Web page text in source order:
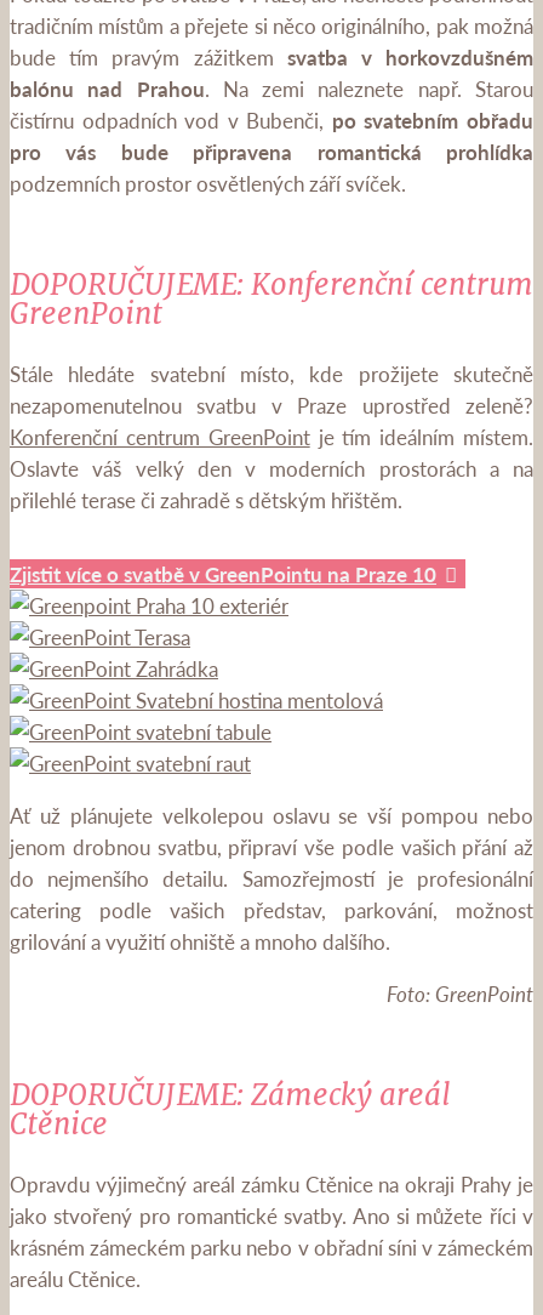
tradičním místům a přejete si něco originálního, pak možná
bude tím pravým zážitkem svatba v horkovzdušném
balónu nad Prahou. Na zemi naleznete např. Starou
čistírnu odpadních vod v Bubenči, po svatebním obřadu
pro vás bude připravena romantická prohlídka
podzemních prostor osvětlených září svíček.
DOPORUČUJEME: Konferenční centrum
GreenPoint
Stále hledáte svatební místo, kde prožijete skutečně
nezapomenutelnou svatbu v Praze uprostřed zeleně?
Konferenční centrum GreenPointje tím ideálním místem.
Oslavte váš velký den v moderních prostorách a na
přilehlé terase či zahradě s dětským hřištěm.
Zjistit více o svatbě v GreenPointu na Praze 10
Ať už plánujete velkolepou oslavu se vší pompou nebo
jenom drobnou svatbu, připraví vše podle vašich přání až
do nejmenšího detailu. Samozřejmostí je profesionální
catering podle vašich představ, parkování, možnost
grilování a využití ohniště a mnoho dalšího.
Foto: GreenPoint
DOPORUČUJEME: Zámecký areál
Ctěnice
Opravdu výjimečný areál zámku Ctěnice na okraji Prahy je
jako stvořený pro romantické svatby. Ano si můžete říci v
krásném zámeckém parku nebo v obřadní síni v zámeckém
areálu Ctěnice.